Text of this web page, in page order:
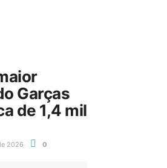
Garças
de 1,4 mil
2026 0